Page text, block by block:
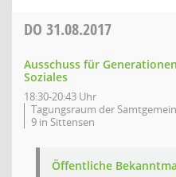
DO 31.08.2017
Ausschuss für
Soziales
18:30-20:43 Uhr
Tagungsraum der
9 in Sittensen
Öffentliche